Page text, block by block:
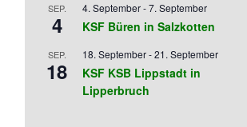
SEP.
4
4. September-7. September
KSF Büren in Salzkotten
SEP.
18
18. September-21. September
KSF KSB Lippstadt in
Lipperbruch